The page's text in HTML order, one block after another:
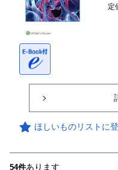
定
ほしいものリストに
54件あります